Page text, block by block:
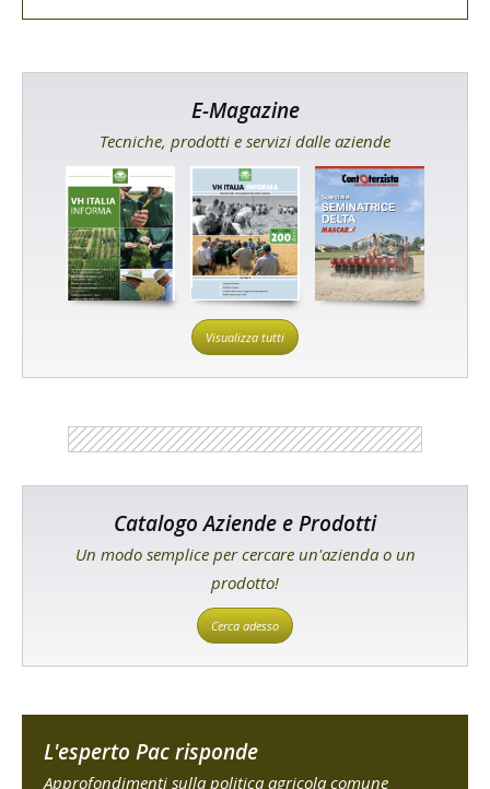
E-Magazine
Tecniche, prodotti e servizi dalle aziende
Visualizza tutti
Catalogo Aziende e Prodotti
Un modo semplice per cercare un'azienda o un
prodotto!
Cerca adesso
L'esperto Pac risponde
Approfondimenti sulla politica agricola comune